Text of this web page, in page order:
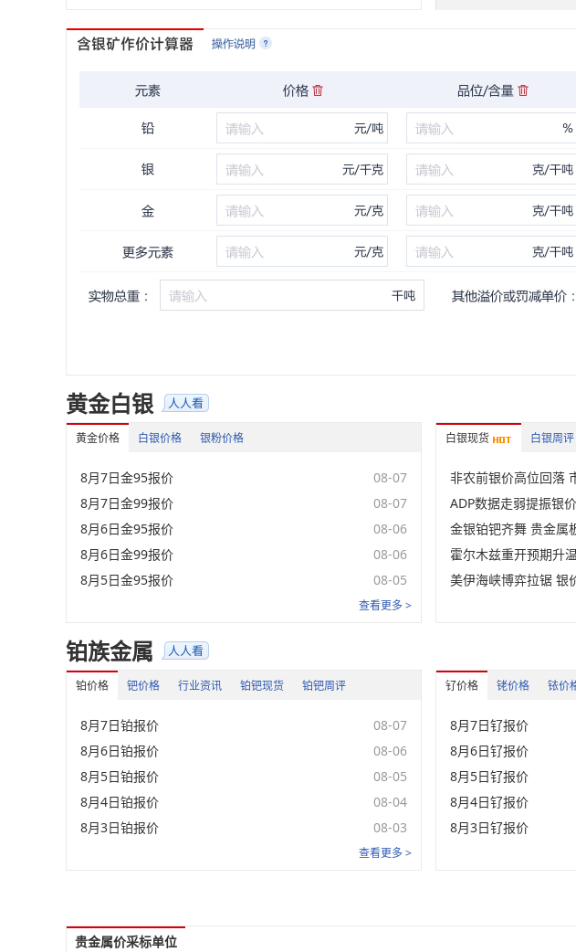
PERC太阳能正面细栅
银浆
黄金
名称
金99
金95
铂族金属
钌
铱
锇粉
锇锭
60%铂炭
黄金白银
黄金价格 白银价格 银粉价格
8月7日金95报价
08-07
8月7日金99报价
08-07
8月6日金95报价
08-06
8月6日金99报价
08-06
8月5日金95报价
08-05
查看更多 >
白银现货 白银周评
铂族金属
铂价格 钯价格 行业资讯 铂钯现货 铂钯周评
8月7日铂报价
08-07
8月6日铂报价
08-06
8月5日铂报价
08-05
8月4日铂报价
08-04
8月3日铂报价
08-03
查看更多 >
钌价格 铑价格 铱价
8月7日钌报价
8月6日钌报价
8月5日钌报价
8月4日钌报价
8月3日钌报价
贵金属价采标单位